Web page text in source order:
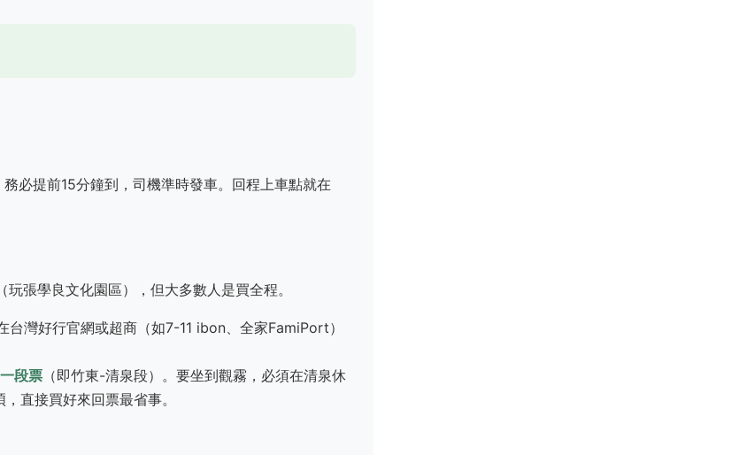
務必提前15分鐘到，司機準時發車。回程上車點就在
玩張學良文化園區），但大多數人是買全程。
台灣好行官網或超商（如7-11 ibon、全家FamiPort）
段票 （即竹東-清泉段）。要坐到觀霧，必須在清泉休
直接買好來回票最省事。